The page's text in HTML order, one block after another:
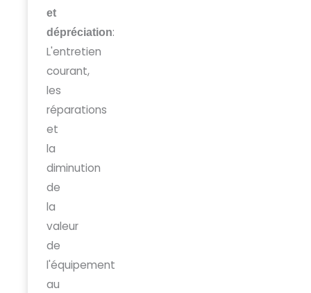
et
dépréciation:
L'entretien
courant,
les
réparations
et
la
diminution
de
la
valeur
de
l'équipement
au